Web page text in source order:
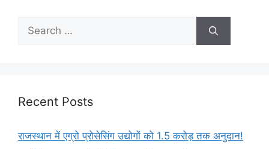
Recent Posts
राजस्थान में एग्रो प्रोसेसिंग उद्योगों को 1.5 करोड़ तक अनुदान!